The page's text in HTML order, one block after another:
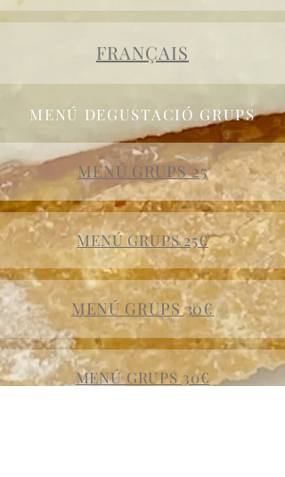
FRANÇAIS
MENÚ DEGUSTACIÓ GRUPS
MENÚ GRUPS 25
MENÚ GRUPS 25€
MENÚ GRUPS 30€
MENÚ GRUPS 30€